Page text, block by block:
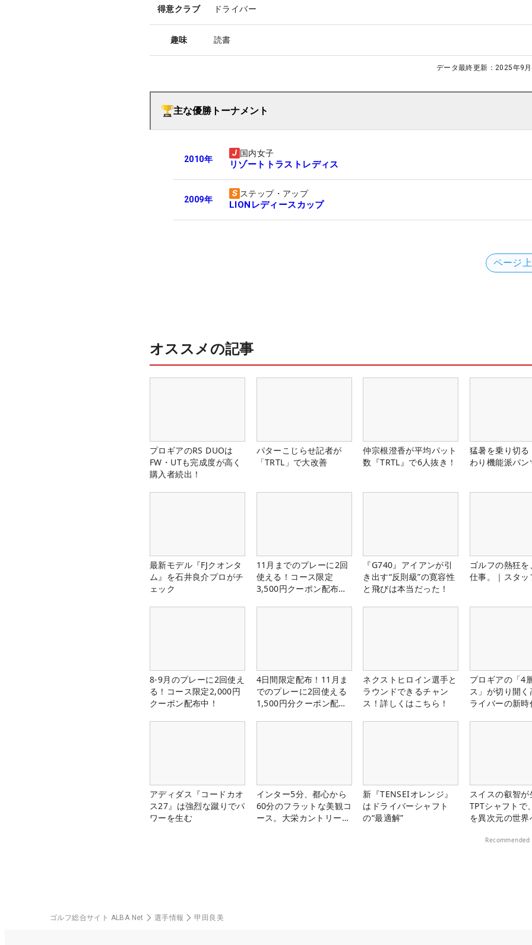
得意クラブ ドライバー
趣味 読書
データ最終更新： 2025年9
主な優勝トーナメント
2010年
国内女子
リゾートトラストレディス
2009年
ステップ・アップ
LIONレディースカップ
ページ
オススメの記事
プロギアのRS DUOは
FW・UTも完成度が高く
購入者続出！
パターこじらせ記者が
「TRTL」で大改善
仲宗根澄香が平均パット
数『TRTL』で6人抜き！
猛暑を乗り切
わり機能派パ
最新モデル『FJクオンタ
ム』を石井良介プロがチ
ェック
11月までのプレーに2回
使える！コース限定
3,500円クーポン配布
『G740』アイアンが引
き出す“反則級”の寛容性
と飛びは本当だった！
ゴルフの熱狂
仕事。｜スタ
8-9月のプレーに2回使え
る！コース限定2,000円
クーポン配布中！
4日間限定配布！11月ま
でのプレーに2回使える
1,500円分クーポン配布
ネクストヒロイン選手と
ラウンドできるチャン
ス！詳しくはこちら！
プロギアの「4
ス」が切り開
ライバーの新時
アディダス『コードカオ
ス27』は強烈な蹴りでパ
ワーを生む
インター5分、都心から
60分のフラットな美観コ
ース。大栄カントリー俱
新『TENSEIオレンジ』
はドライバーシャフト
の“最適解”
スイスの叡智
TPTシャフトで
を異次元の世界
Recommended
ゴルフ総合サイト ALBA Net 選手情報 甲田良美